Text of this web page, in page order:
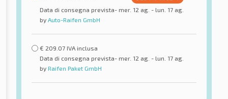
Data di consegna prevista- mer. 12 ag. - lun. 17 ag.
by Auto-Raifen GmbH
€ 209.07 IVA inclusa
Data di consegna prevista- mer. 12 ag. - lun. 17 ag.
by Raifen Paket GmbH